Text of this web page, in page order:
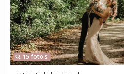
15 foto's